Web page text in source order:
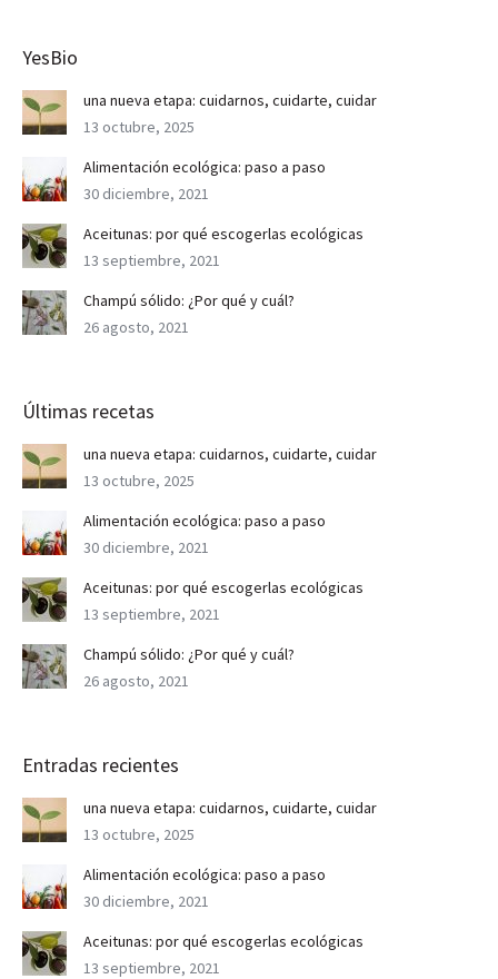
YesBio
una nueva etapa: cuidarnos, cuidarte, cuidar
13 octubre, 2025
Alimentación ecológica: paso a paso
30 diciembre, 2021
Aceitunas: por qué escogerlas ecológicas
13 septiembre, 2021
Champú sólido: ¿Por qué y cuál?
26 agosto, 2021
Últimas recetas
una nueva etapa: cuidarnos, cuidarte, cuidar
13 octubre, 2025
Alimentación ecológica: paso a paso
30 diciembre, 2021
Aceitunas: por qué escogerlas ecológicas
13 septiembre, 2021
Champú sólido: ¿Por qué y cuál?
26 agosto, 2021
Entradas recientes
una nueva etapa: cuidarnos, cuidarte, cuidar
13 octubre, 2025
Alimentación ecológica: paso a paso
30 diciembre, 2021
Aceitunas: por qué escogerlas ecológicas
13 septiembre, 2021